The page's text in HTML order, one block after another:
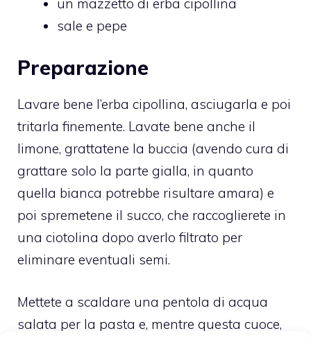
un mazzetto di erba cipollina
sale e pepe
Preparazione
Lavare bene l’erba cipollina, asciugarla e poi
tritarla finemente. Lavate bene anche il
limone, grattatene la buccia (avendo cura di
grattare solo la parte gialla, in quanto
quella bianca potrebbe risultare amara) e
poi spremetene il succo, che raccoglierete in
una ciotolina dopo averlo filtrato per
eliminare eventuali semi.
Mettete a scaldare una pentola di acqua
salata per la pasta e, mentre questa cuoce,